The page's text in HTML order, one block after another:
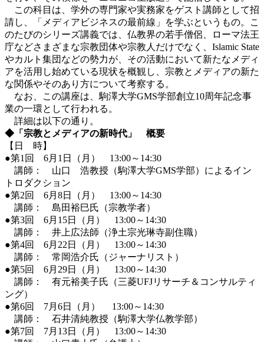
この科目は、学外の専門家や実務家をゲスト講師として招
請し、「メディアビジネスの最前線」を学ぶというもの。こ
のたびのシリーズ講義では、仏教界の若手僧侶、ローマ法王
庁などさまざまな宗教団体や宗教人だけでなく、Islamic State
やカルト集団などの勢力が、その活動において新たなメディ
アを活用し始めている現状を概観し、宗教とメディアの新た
な関係やそのあり方について考察する。
なお、この講座は、駒澤大学GMS学部創立10周年記念事
業の一環として行われる。
詳細は以下の通り。
◆「宗教とメディアの新時代」 概要
【日 時】
●第1回 6月1日（月） 13:00～14:30
講師： 山口 浩教授（駒澤大学GMS学部）によるイン
トロダクション
●第2回 6月8日（月） 13:00～14:30
講師： 島田裕巳氏（宗教学者）
●第3回 6月15日（月） 13:00～14:30
講師： 井上広法師（浄土宗光琳寺副住職）
●第4回 6月22日（月） 13:00～14:30
講師： 常岡浩介氏（ジャーナリスト）
●第5回 6月29日（月） 13:00～14:30
講師： 有元裕美子氏（三菱UFJリサーチ＆コンサルティ
ング）
●第6回 7月6日（月） 13:00～14:30
講師： 石井清純教授（駒澤大学仏教学部）
●第7回 7月13日（月） 13:00～14:30